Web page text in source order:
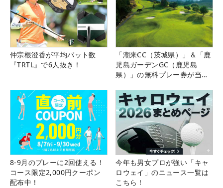
仲宗根澄香が平均パット数
『TRTL』で6人抜き！
「潮来CC（茨城県）」＆「鹿
児島ガーデンGC（鹿児島
県）」の無料プレー券が当た
8-9月のプレーに2回使える！
コース限定2,000円クーポン
配布中！
今年も男女プロが強い「キャ
ロウェイ」のニュース一覧は
こちら！